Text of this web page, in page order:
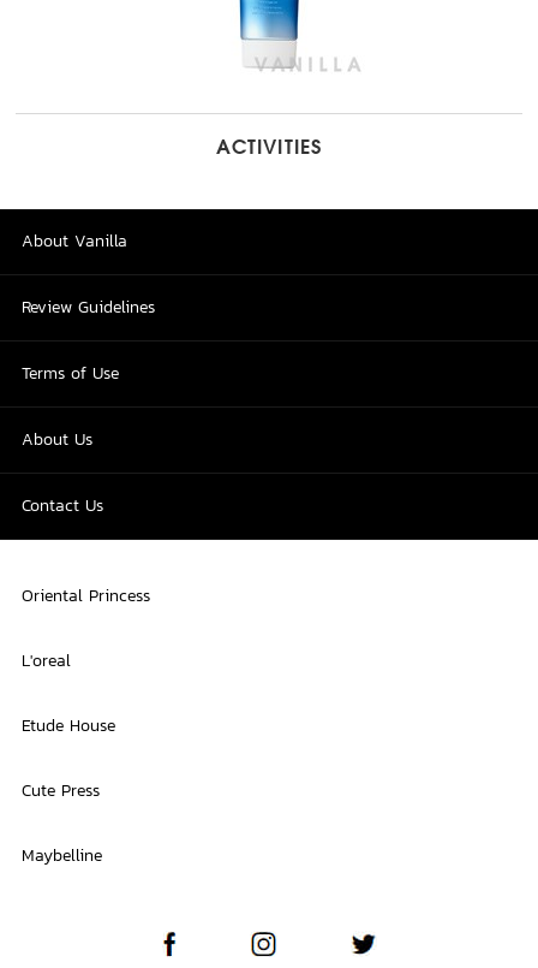
ACTIVITIES
About Vanilla
Review Guidelines
Terms of Use
About Us
Contact Us
Oriental Princess
L'oreal
Etude House
Cute Press
Maybelline